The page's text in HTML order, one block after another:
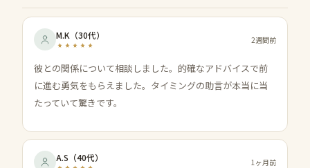
M.K （30代） 2週間前
彼との関係について相談しました。的確なアドバイスで前
に進む勇気をもらえました。タイミングの助言が本当に当
たっていて驚きです。
A.S （40代） 1ヶ月前